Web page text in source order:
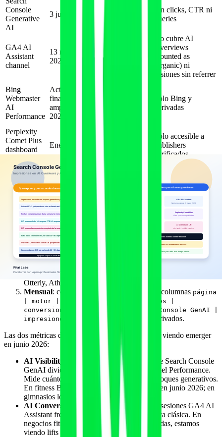
Console
Generative
AI
3 junio 2026
Impresiones en
AI Overviews y
AI Mode
Sin clicks, CTR ni
queries
GA4 AI
Assistant
channel
13 mayo
2026
usuarios y
conversiones
No cubre AI
Overviews
(counted as
Organic) ni
sesiones sin referrer
Bing
Webmaster
AI
Performance
Activo desde
finales 2025,
ampliado en
2026
Solo Bing y
derivadas
Perplexity
Comet Plus
dashboard
Enero 2026
share por
contenido
Solo accesible a
publishers
verificados
Cruce operativo recomendado para una propiedad fitness:
Semanal: descargar impresiones del informe Search Console
GenAI por página y por país.
Semanal : descargar sesiones GA4 del canal AI Assistant por
landing page y por motor origen (ChatGPT, Perplexity,
Gemini, Claude, Copilot).
Quincenal: descargar clicks e impresiones de Bing
Webmaster AI Performance y agregarlas al cuadro.
Mensual: revisar manualmente Perplexity Pages, ChatGPT
respuestas y AI Mode con 20-30 queries representativas del
nicho (o usar herramientas de visibilidad tipo Profound,
Otterly, AthenaHQ, Peec).
Mensual: consolidar en una hoja única con columnas página
| motor | impresiones GA4 | sesiones |
conversiones | impresiones Search Console GenAI |
impresiones Bing AI
y calcular ratios derivados.
Las dos métricas derivadas más útiles que estamos viendo emerger
en junio 2026:
AI Visibility Ratio
: impresiones del informe Search Console
GenAI dividido entre impresiones clásicas del Performance.
Mide cuánto de tu visibilidad ya pasa por bloques generativos.
En fitness B2B, ratios sanos rondan 8-18% en junio 2026; en
gimnasios locales, 3-12%.
AI Conversion Lift
: tasa de conversión de sesiones GA4 AI
Assistant frente a tasa de conversión orgánica clásica. En
negocios fitness con páginas bien estructuradas, estamos
viendo lifts de 1,4x a 2,1x.